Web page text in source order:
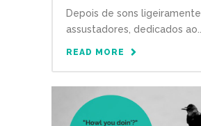
Depois de sons ligeiramente
assustadores, dedicados ao...
READ MORE